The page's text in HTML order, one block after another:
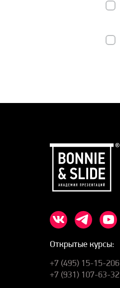
Открытые курсы:
+7 (495) 15-15-206
+7 (931) 107-63-32